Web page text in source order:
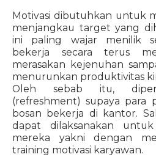
Motivasi dibutuhkan untuk
menjangkau target yang
ini paling wajar menilik
bekerja secara terus
merasakan kejenuhan
menurunkan produktivitas
Oleh sebab itu,
(refreshment) supaya para
bosan bekerja di kantor.
dapat dilaksanakan
mereka yakni dengan
training motivasi karyawan.